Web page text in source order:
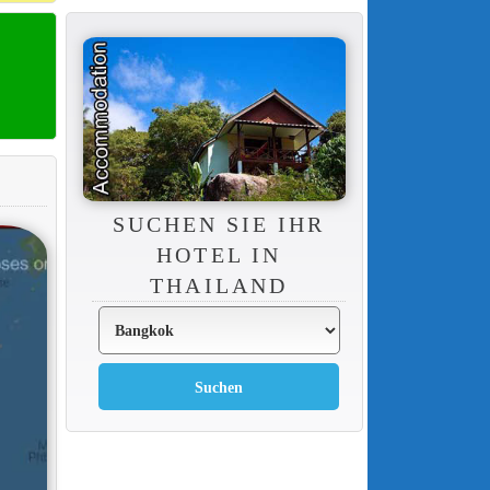
SUCHEN SIE IHR
HOTEL IN
THAILAND